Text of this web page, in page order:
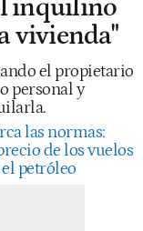
inquilino
vivienda"
el propietario
personal y
las normas:
de los vuelos
petróleo